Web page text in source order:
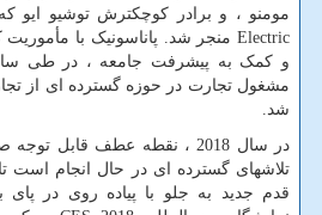
مومنو ، و برادر کوچکترش توشیو ایو
Electric منجر شد. پاناسونیک با
و کمک به پیشرفت جامعه ، در طی
مشغول تجارت در حوزه گسترده ای از
شد.
در سال 2018 ، نقطه عطف قابل
تلاشهای گسترده ای در حال انجام است
قدم جدید به جلو با پیاده روی در پای